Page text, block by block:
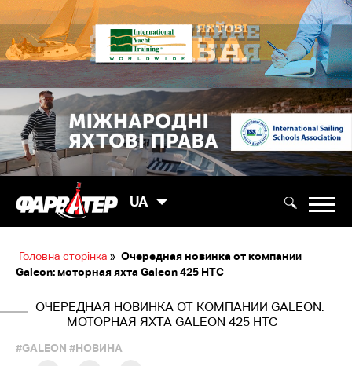
UA
Головна сторінка » Очередная новинка от компании
Galeon: моторная яхта Galeon 425 HTC
ОЧЕРЕДНАЯ НОВИНКА ОТ КОМПАНИИ GALEON:
МОТОРНАЯ ЯХТА GALEON 425 HTC
#GALEON #НОВИНА